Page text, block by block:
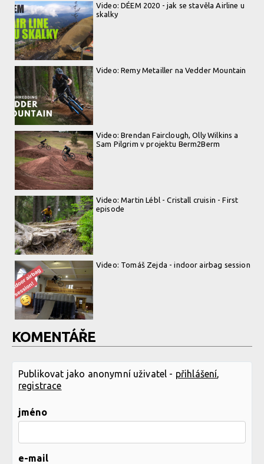
Video: DÉEM 2020 - jak se stavěla Airline u
skalky
Video: Remy Metailler na Vedder Mountain
Video: Brendan Fairclough, Olly Wilkins a
Sam Pilgrim v projektu Berm2Berm
Video: Martin Lébl - Cristall cruisin - First
episode
Video: Tomáš Zejda - indoor airbag session
KOMENTÁŘE
Publikovat jako anonymní uživatel - přihlášení
registrace
jméno
e-mail